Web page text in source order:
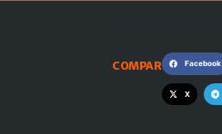
COMPARTE: Facebook
X